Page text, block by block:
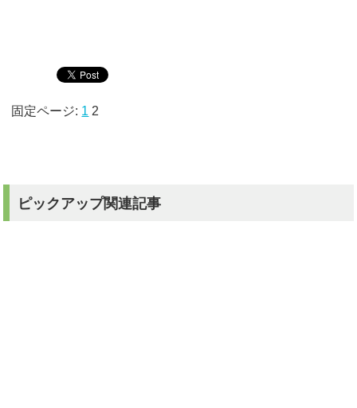
固定ページ: 1 2
ピックアップ関連記事